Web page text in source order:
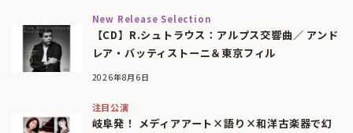
New Release Selection
【CD】R.シュトラウス：アルプス交響曲／ アンド
レア・バッティストーニ＆東京フィル
2026年8月6日
注目公演
岐阜発！ メディアアート×語り×和洋古楽器で幻